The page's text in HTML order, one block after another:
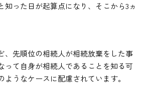
知った日が起算点になり、そこから3ヵ
、先順位の相続人が相続放棄をした事
って自身が相続人であることを知る可
うなケースに配慮されています。